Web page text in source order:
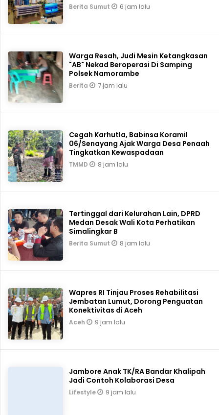
Berita Sumut 6 jam lalu
Warga Resah, Judi Mesin Ketangkasan
"AB" Nekad Beroperasi Di Samping
Polsek Namorambe
Berita 7 jam lalu
Cegah Karhutla, Babinsa Koramil
06/Senayang Ajak Warga Desa Penaah
Tingkatkan Kewaspadaan
TMMD 8 jam lalu
Tertinggal dari Kelurahan Lain, DPRD
Medan Desak Wali Kota Perhatikan
Simalingkar B
Berita Sumut 8 jam lalu
Wapres RI Tinjau Proses Rehabilitasi
Jembatan Lumut, Dorong Penguatan
Konektivitas di Aceh
Aceh 9 jam lalu
Jambore Anak TK/RA Bandar Khalipah
Jadi Contoh Kolaborasi Desa
Lifestyle 9 jam lalu